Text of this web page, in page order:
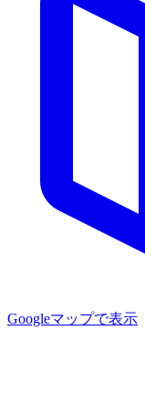
Googleマップで表示